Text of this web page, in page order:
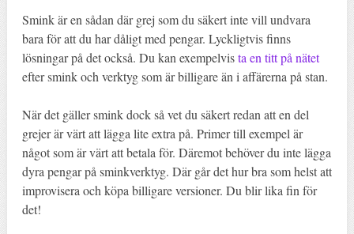
Smink är en sådan där grej som du säkert inte vill undvara
bara för att du har dåligt med pengar. Lyckligtvis finns
lösningar på det också. Du kan exempelvista en titt på nätet
efter smink och verktyg som är billigare än i affärerna på stan.
När det gäller smink dock så vet du säkert redan att en del
grejer är värt att lägga lite extra på. Primer till exempel är
något som är värt att betala för. Däremot behöver du inte lägga
dyra pengar på sminkverktyg. Där går det hur bra som helst att
improvisera och köpa billigare versioner. Du blir lika fin för
det!